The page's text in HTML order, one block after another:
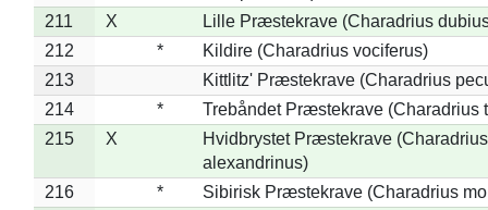
211
X
Lille Præstekrave (Charadrius
212
*
Kildire (Charadrius vociferus)
213
Kittlitz' Præstekrave (Charadrius
214
*
Trebåndet Præstekrave (Charadrius
215
X
Hvidbrystet Præstekrave (Charadrius
alexandrinus)
216
*
Sibirisk Præstekrave (Charadrius